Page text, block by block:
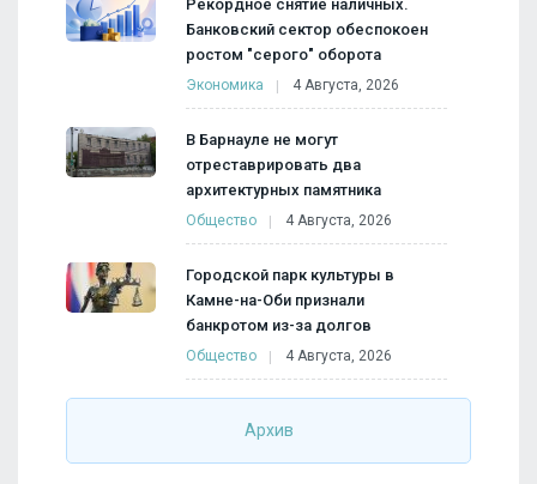
Рекордное снятие наличных.
Банковский сектор обеспокоен
ростом "серого" оборота
Экономика 4 Августа, 2026
В Барнауле не могут
отреставрировать два
архитектурных памятника
Общество 4 Августа, 2026
Городской парк культуры в
Камне-на-Оби признали
банкротом из-за долгов
Общество 4 Августа, 2026
Архив